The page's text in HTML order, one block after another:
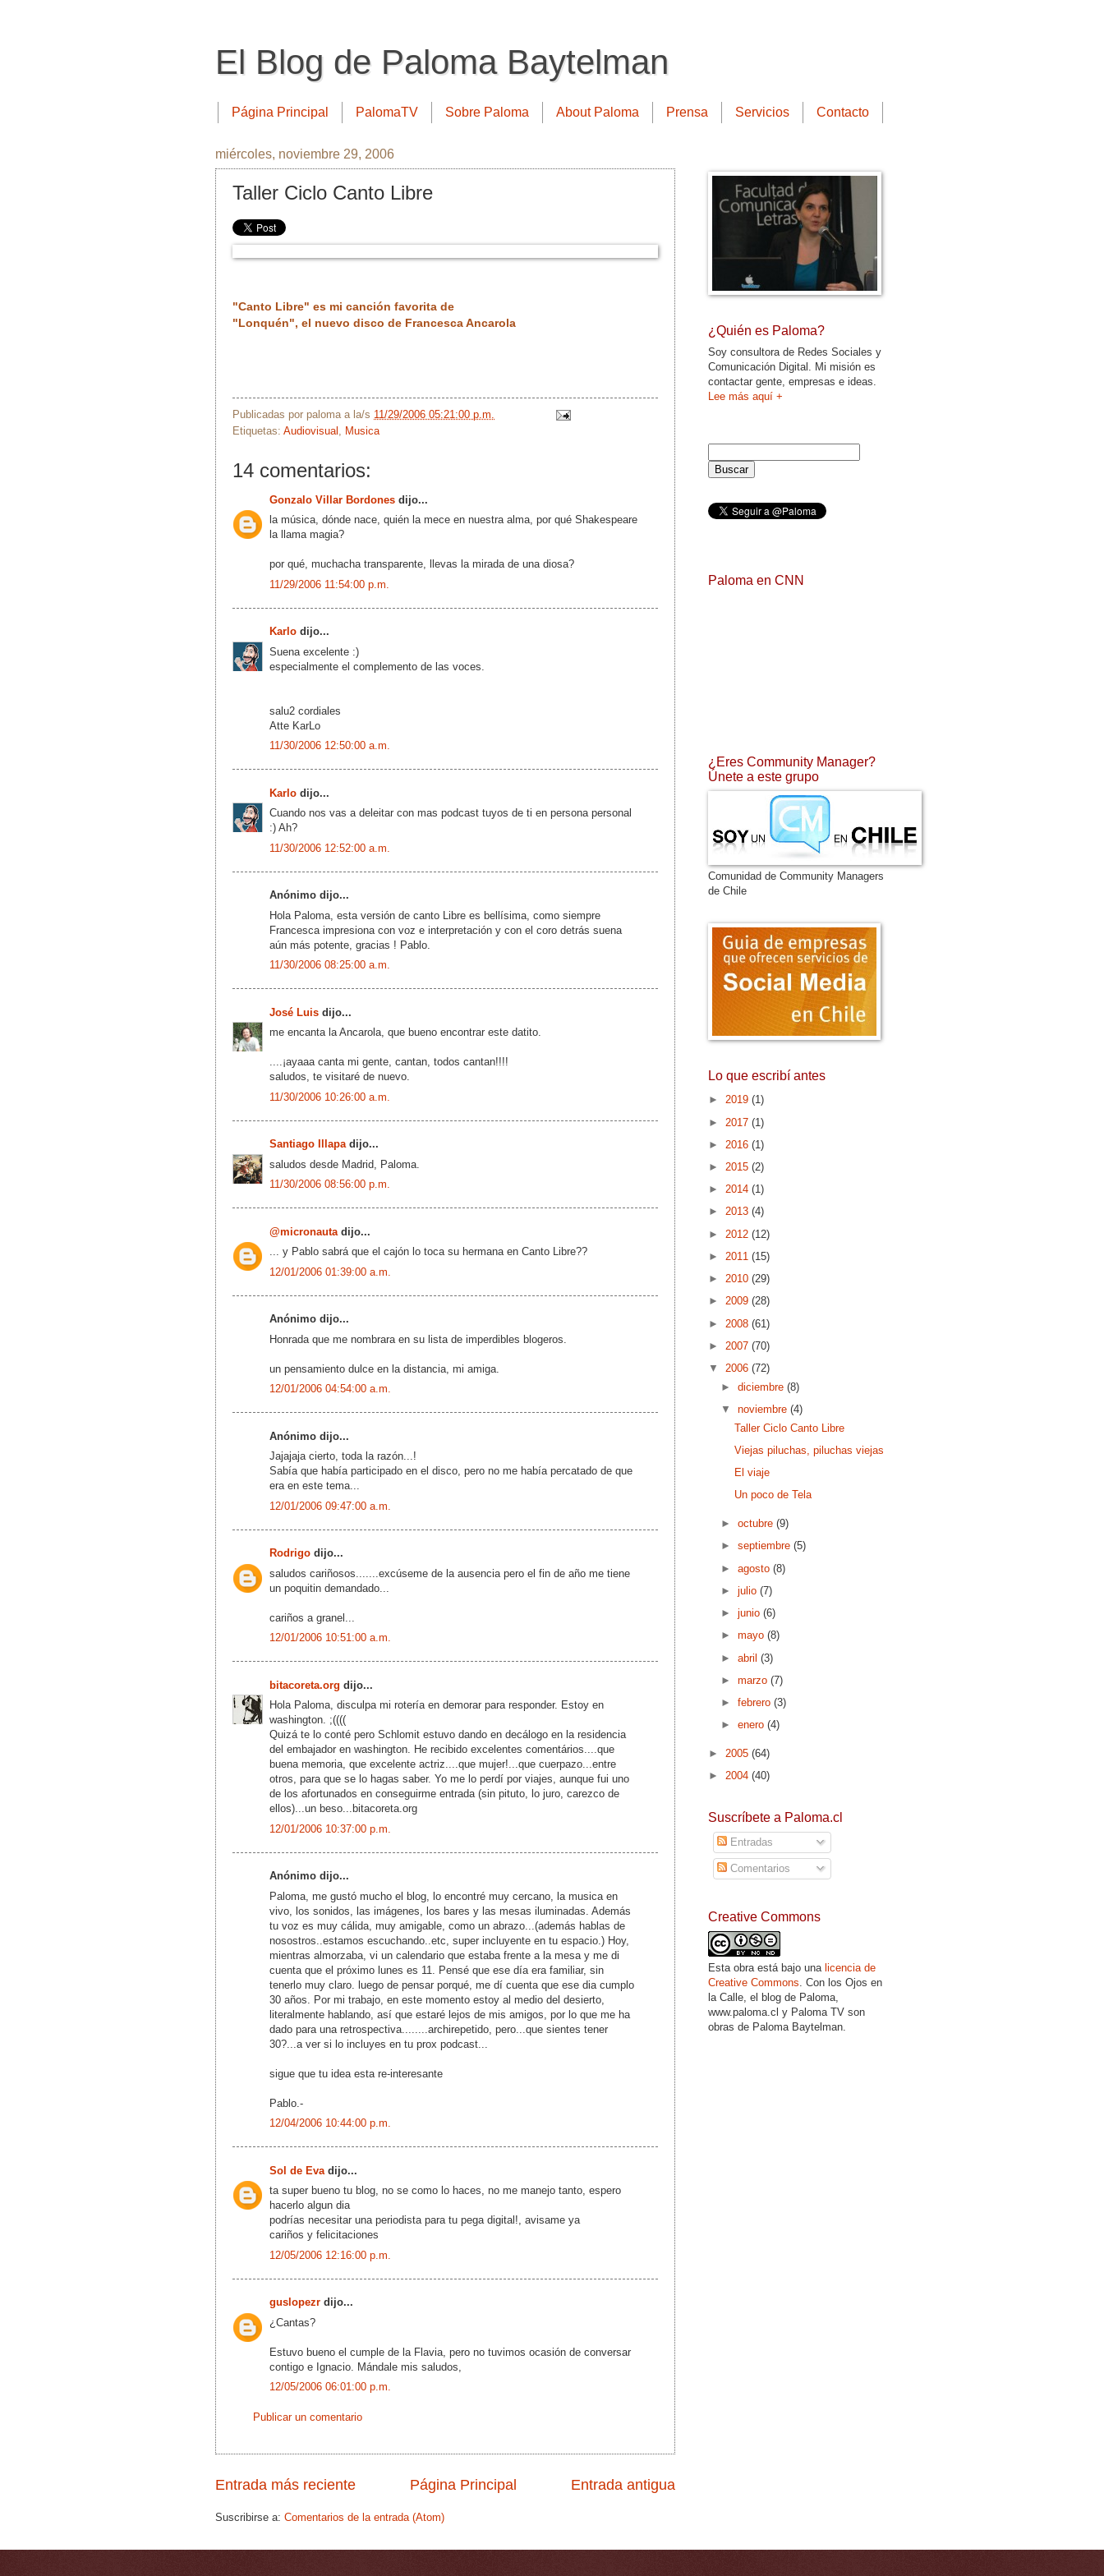
El Blog de Paloma Baytelman
Página Principal PalomaTV Sobre Paloma About Paloma Prensa Servicios Contacto
miércoles, noviembre 29, 2006
Taller Ciclo Canto Libre
"Canto Libre" es mi canción favorita de
"Lonquén", el nuevo disco de Francesca Ancarola
Publicadas por paloma a la/s 11/29/2006 05:21:00 p.m.
Etiquetas: Audiovisual Musica
14 comentarios:
Gonzalo Villar Bordones dijo...
la música, dónde nace, quién la mece en nuestra alma, por qué Shakespeare
la llama magia?
por qué, muchacha transparente, llevas la mirada de una diosa?
11/29/2006 11:54:00 p.m.
Karlo dijo...
Suena excelente :)
especialmente el complemento de las voces.
salu2 cordiales
Atte KarLo
11/30/2006 12:50:00 a.m.
Karlo dijo...
Cuando nos vas a deleitar con mas podcast tuyos de ti en persona personal
:) Ah?
11/30/2006 12:52:00 a.m.
Anónimo dijo...
Hola Paloma, esta versión de canto Libre es bellísima, como siempre
Francesca impresiona con voz e interpretación y con el coro detrás suena
aún más potente, gracias ! Pablo.
11/30/2006 08:25:00 a.m.
José Luis dijo...
me encanta la Ancarola, que bueno encontrar este datito.
....¡ayaaa canta mi gente, cantan, todos cantan!!!!
saludos, te visitaré de nuevo.
11/30/2006 10:26:00 a.m.
Santiago Illapadijo...
saludos desde Madrid, Paloma.
11/30/2006 08:56:00 p.m.
@micronauta dijo...
... y Pablo sabrá que el cajón lo toca su hermana en Canto Libre??
12/01/2006 01:39:00 a.m.
Anónimo dijo...
Honrada que me nombrara en su lista de imperdibles blogeros.
un pensamiento dulce en la distancia, mi amiga.
12/01/2006 04:54:00 a.m.
Anónimo dijo...
Jajajaja cierto, toda la razón...!
Sabía que había participado en el disco, pero no me había percatado de que
era en este tema...
12/01/2006 09:47:00 a.m.
Rodrigo dijo...
saludos cariñosos.......excúseme de la ausencia pero el fin de año me tiene
un poquitin demandado...
cariños a granel...
12/01/2006 10:51:00 a.m.
bitacoreta.org dijo...
Hola Paloma, disculpa mi rotería en demorar para responder. Estoy en
washington. ;((((
Quizá te lo conté pero Schlomit estuvo dando en decálogo en la residencia
del embajador en washington. He recibido excelentes comentários....que
buena memoria, que excelente actriz....que mujer!...que cuerpazo...entre
otros, para que se lo hagas saber. Yo me lo perdí por viajes, aunque fui uno
de los afortunados en conseguirme entrada (sin pituto, lo juro, carezco de
ellos)...un beso...bitacoreta.org
12/01/2006 10:37:00 p.m.
Anónimo dijo...
Paloma, me gustó mucho el blog, lo encontré muy cercano, la musica en
vivo, los sonidos, las imágenes, los bares y las mesas iluminadas. Además
tu voz es muy cálida, muy amigable, como un abrazo...(además hablas de
nosostros..estamos escuchando..etc, super incluyente en tu espacio.) Hoy,
mientras almorzaba, vi un calendario que estaba frente a la mesa y me di
cuenta que el próximo lunes es 11. Pensé que ese día era familiar, sin
tenerlo muy claro. luego de pensar porqué, me dí cuenta que ese dia cumplo
30 años. Por mi trabajo, en este momento estoy al medio del desierto,
literalmente hablando, así que estaré lejos de mis amigos, por lo que me ha
dado para una retrospectiva........archirepetido, pero...que sientes tener
30?...a ver si lo incluyes en tu prox podcast...
sigue que tu idea esta re-interesante
Pablo.-
12/04/2006 10:44:00 p.m.
Sol de Eva dijo...
ta super bueno tu blog, no se como lo haces, no me manejo tanto, espero
hacerlo algun dia
podrías necesitar una periodista para tu pega digital!, avisame ya
cariños y felicitaciones
12/05/2006 12:16:00 p.m.
guslopezr dijo...
¿Cantas?
Estuvo bueno el cumple de la Flavia, pero no tuvimos ocasión de conversar
contigo e Ignacio. Mándale mis saludos,
12/05/2006 06:01:00 p.m.
Publicar un comentario
Entrada más reciente Entrada antigua
Página Principal
Suscribirse a: Comentarios de la entrada (Atom)
¿Quién es Paloma?
Soy consultora de Redes Sociales y
Comunicación Digital. Mi misión es
contactar gente, empresas e ideas.
Lee más aquí +
Paloma en CNN
¿Eres Community Manager?
Únete a este grupo
Comunidad de Community Managers
de Chile
Lo que escribí antes
► 2019 (1)
► 2017 (1)
► 2016 (1)
► 2015 (2)
► 2014 (1)
► 2013 (4)
► 2012 (12)
► 2011 (15)
► 2010 (29)
► 2009 (28)
► 2008 (61)
► 2007 (70)
▼ 2006 (72)
►diciembre(8)
▼noviembre(4)
Taller Ciclo Canto Libre
Viejas piluchas, piluchas viejas
El viaje
Un poco de Tela
►octubre(9)
►septiembre(5)
►agosto(8)
►julio(7)
►junio(6)
►mayo(8)
►abril(3)
►marzo(7)
►febrero(3)
►enero(4)
► 2005 (64)
► 2004 (40)
Suscríbete a Paloma.cl
Entradas
Comentarios
Creative Commons
Esta obra está bajo una licencia de
Creative Commons . Con los Ojos en
la Calle, el blog de Paloma,
www.paloma.cl y Paloma TV son
obras de Paloma Baytelman.